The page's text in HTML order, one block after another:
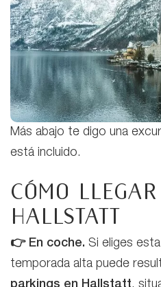
Más abajo te digo una
está incluido.
Cómo
Hallstatt
👉 En coche. Si eliges
temporada alta puede